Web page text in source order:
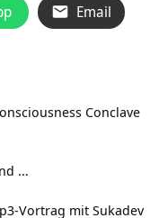
Email
Conclave
…
Vortrag mit Sukadev